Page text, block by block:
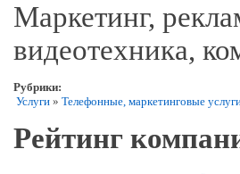
Маркетинг,
видеотехника,
Рубрики:
Услуги » Телефонные, маркетинговые
Рейтинг